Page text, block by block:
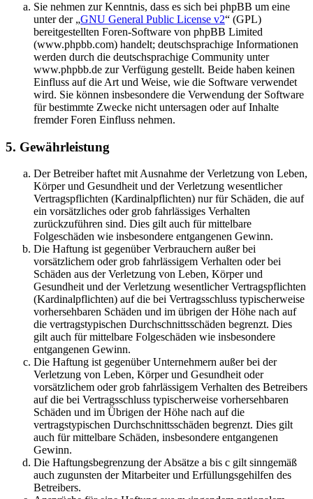
Sie nehmen zur Kenntnis, dass es sich bei phpBB um eine
unter der „GNU General Public License v2“ (GPL)
bereitgestellten Foren-Software von phpBB Limited
(www.phpbb.com) handelt; deutschsprachige Informationen
werden durch die deutschsprachige Community unter
www.phpbb.de zur Verfügung gestellt. Beide haben keinen
Einfluss auf die Art und Weise, wie die Software verwendet
wird. Sie können insbesondere die Verwendung der Software
für bestimmte Zwecke nicht untersagen oder auf Inhalte
fremder Foren Einfluss nehmen.
5. Gewährleistung
Der Betreiber haftet mit Ausnahme der Verletzung von Leben,
Körper und Gesundheit und der Verletzung wesentlicher
Vertragspflichten (Kardinalpflichten) nur für Schäden, die auf
ein vorsätzliches oder grob fahrlässiges Verhalten
zurückzuführen sind. Dies gilt auch für mittelbare
Folgeschäden wie insbesondere entgangenen Gewinn.
Die Haftung ist gegenüber Verbrauchern außer bei
vorsätzlichem oder grob fahrlässigem Verhalten oder bei
Schäden aus der Verletzung von Leben, Körper und
Gesundheit und der Verletzung wesentlicher Vertragspflichten
(Kardinalpflichten) auf die bei Vertragsschluss typischerweise
vorhersehbaren Schäden und im übrigen der Höhe nach auf
die vertragstypischen Durchschnittsschäden begrenzt. Dies
gilt auch für mittelbare Folgeschäden wie insbesondere
entgangenen Gewinn.
Die Haftung ist gegenüber Unternehmern außer bei der
Verletzung von Leben, Körper und Gesundheit oder
vorsätzlichem oder grob fahrlässigem Verhalten des Betreibers
auf die bei Vertragsschluss typischerweise vorhersehbaren
Schäden und im Übrigen der Höhe nach auf die
vertragstypischen Durchschnittsschäden begrenzt. Dies gilt
auch für mittelbare Schäden, insbesondere entgangenen
Gewinn.
Die Haftungsbegrenzung der Absätze a bis c gilt sinngemäß
auch zugunsten der Mitarbeiter und Erfüllungsgehilfen des
Betreibers.